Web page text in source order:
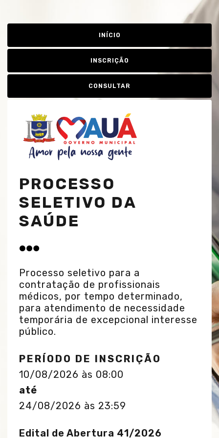
INÍCIO
INSCRIÇÃO
CONSULTAR
PROCESSO
SELETIVO DA
SAÚDE
Processo seletivo para a
contratação de profissionais
médicos, por tempo determinado,
para atendimento de necessidade
temporária de excepcional interesse
público.
PERÍODO DE INSCRIÇÃO
10/08/2026 às 08:00
até
24/08/2026 às 23:59
Edital de Abertura 41/2026